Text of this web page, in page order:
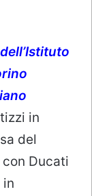
in
del
Ducati
in